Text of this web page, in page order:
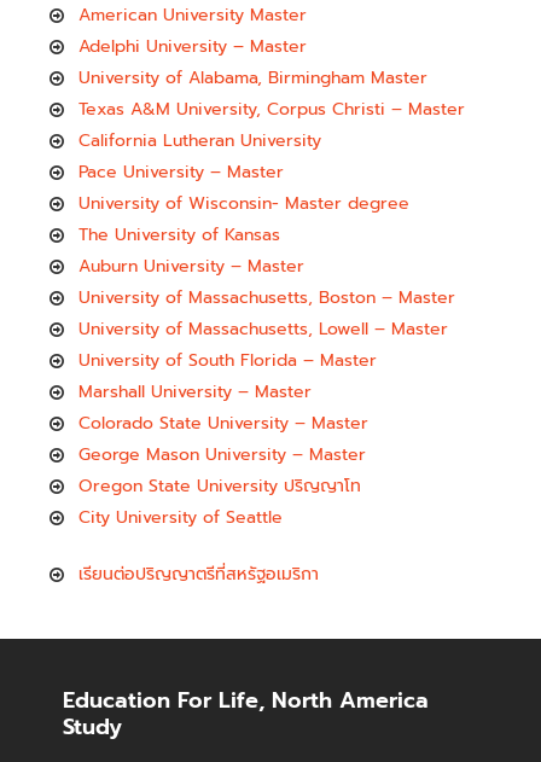
American University Master
Adelphi University – Master
University of Alabama, Birmingham Master
Texas A&M University, Corpus Christi – Master
California Lutheran University
Pace University – Master
University of Wisconsin- Master degree
The University of Kansas
Auburn University – Master
University of Massachusetts, Boston – Master
University of Massachusetts, Lowell – Master
University of South Florida – Master
Marshall University – Master
Colorado State University – Master
George Mason University – Master
Oregon State University ปริญญาโท
City University of Seattle
เรียนต่อปริญญาตรีที่สหรัฐอเมริกา
Education For Life, North America
Study